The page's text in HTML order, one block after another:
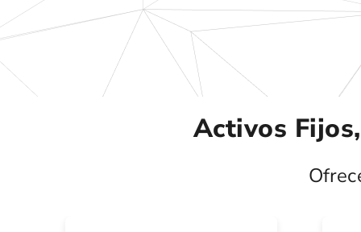
Activos